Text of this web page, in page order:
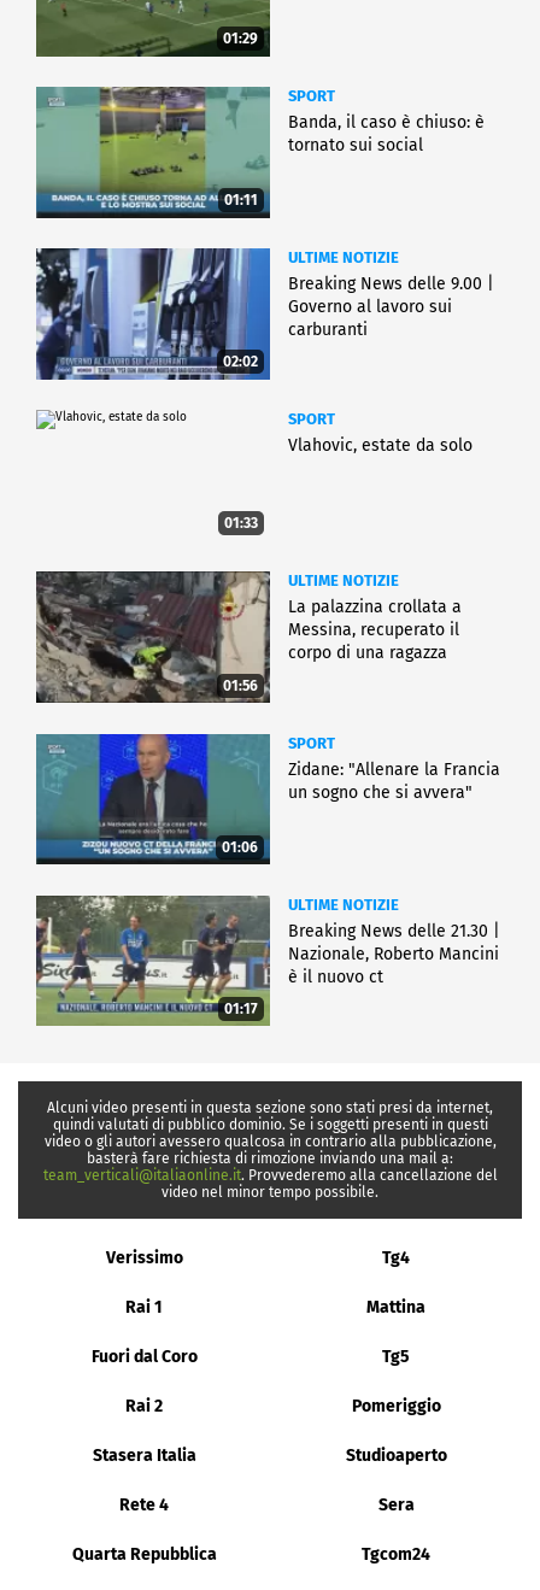
01:29
01:11
SPORT
Banda, il caso è chiuso: è
tornato sui social
02:02
ULTIME NOTIZIE
Breaking News delle 9.00 |
Governo al lavoro sui
carburanti
01:33
SPORT
Vlahovic, estate da solo
01:56
ULTIME NOTIZIE
La palazzina crollata a
Messina, recuperato il
corpo di una ragazza
01:06
SPORT
Zidane: "Allenare la Francia
un sogno che si avvera"
01:17
ULTIME NOTIZIE
Breaking News delle 21.30 |
Nazionale, Roberto Mancini
è il nuovo ct
Alcuni video presenti in questa sezione sono stati presi da internet,
quindi valutati di pubblico dominio. Se i soggetti presenti in questi
video o gli autori avessero qualcosa in contrario alla pubblicazione,
basterà fare richiesta di rimozione inviando una mail a:
team_verticali@italiaonline.it. Provvederemo alla cancellazione del
video nel minor tempo possibile.
Verissimo Tg4
Rai 1 Mattina
Fuori dal Coro Tg5
Rai 2 Pomeriggio
Stasera Italia Studioaperto
Rete 4 Sera
Quarta Repubblica Tgcom24